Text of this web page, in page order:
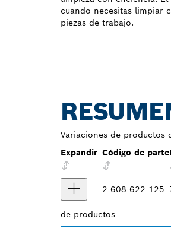
cuando necesitas limpiar
piezas de trabajo.
Variaciones de productos
Expandir Código de parte
2 608 622 125
de productos